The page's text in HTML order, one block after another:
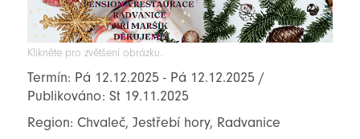
Klikněte pro zvětšení obrázku.
Termín: Pá 12.12.2025 - Pá 12.12.2025 /
Publikováno: St 19.11.2025
Region: Chvaleč, Jestřebí hory, Radvanice